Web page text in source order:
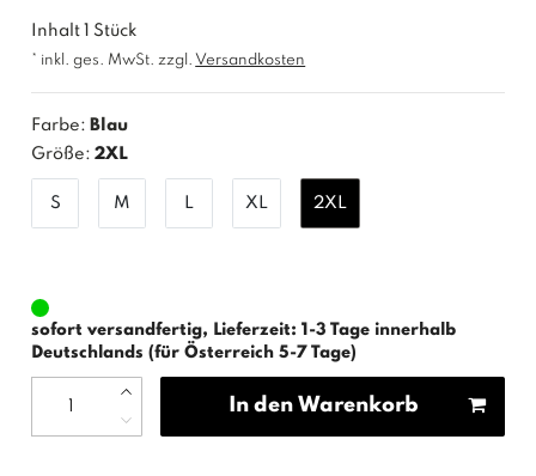
Inhalt1Stück
* inkl. ges. MwSt. zzgl. Versandkosten
Farbe: Blau
Größe: 2XL
S M L XL 2XL
sofort versandfertig, Lieferzeit: 1-3 Tage innerhalb
Deutschlands (für Österreich 5-7 Tage)
In den Warenkorb